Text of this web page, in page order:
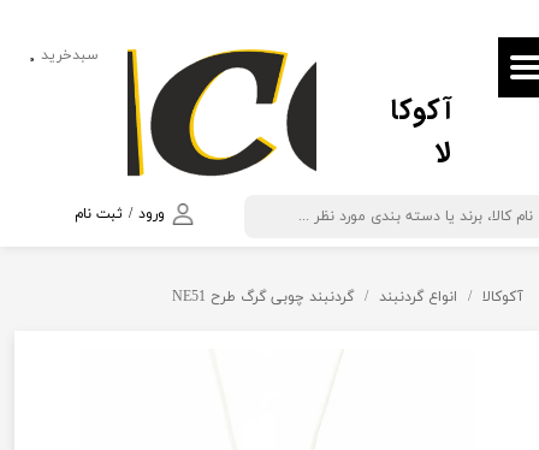
آکوکا
لا
ورود / ثبت نام
حساب کاربری من
تغییر گذر واژه
خروج از حساب کاربری
۰ سبدخرید
آکوکالا انواع گردنبند گردنبند چوبی گرگ طرح NE51